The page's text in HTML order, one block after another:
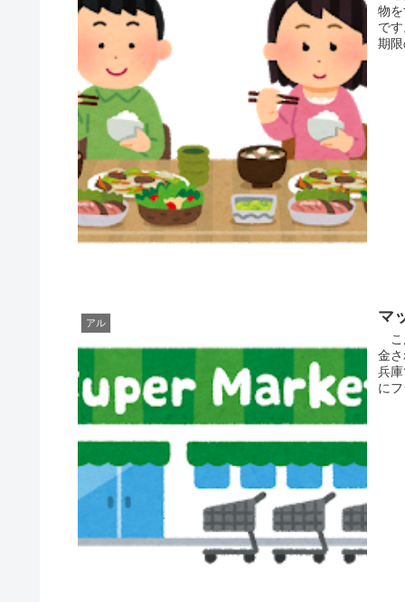
物
で
期
アル マ
こ
金
兵
に